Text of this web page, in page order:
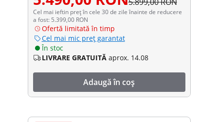
Cel mai ieftin preț în cele 30 de zile înainte de reducere
a fost: 5.399,00 RON
Ofertă limitată în timp
Cel mai mic preț garantat
În stoc
LIVRARE GRATUITĂ aprox. 14.08
Adaugă în coș